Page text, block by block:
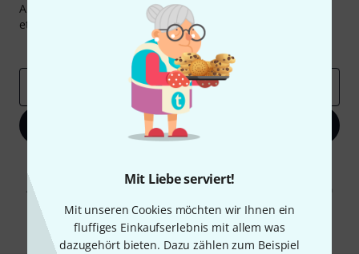
Mit Liebe serviert!
Mit unseren Cookies möchten wir Ihnen ein
fluffiges Einkaufserlebnis mit allem was
dazugehört bieten. Dazu zählen zum Beispiel
Abonniere den Thomann Newsletter und gewinne mit
etwas Glück einen von
50 Gutscheinen
Inspirierende Beiträge
Deals
Jetzt anmelden
Werbung und einer Messung des E-Mail-Nutzungsverhaltens zu. Die
Abmeldung ist jederzeit möglich. Weitere Informationen finden Sie in
* Pflichtfeld